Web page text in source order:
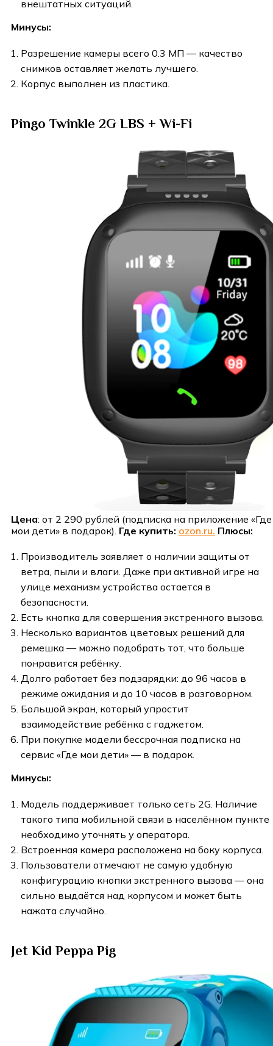
внештатных ситуаций.
Минусы:
Разрешение камеры всего 0.3 МП — качество
снимков оставляет желать лучшего.
Корпус выполнен из пластика.
Pingo Twinkle 2G LBS + Wi-Fi
Цена: от 2 290 рублей (подписка на приложение «Где
мои дети» в подарок). Где купить: ozon.ru. Плюсы:
Производитель заявляет о наличии защиты от
ветра, пыли и влаги. Даже при активной игре на
улице механизм устройства остается в
безопасности.
Есть кнопка для совершения экстренного вызова.
Несколько вариантов цветовых решений для
ремешка — можно подобрать тот, что больше
понравится ребёнку.
Долго работает без подзарядки: до 96 часов в
режиме ожидания и до 10 часов в разговорном.
Большой экран, который упростит
взаимодействие ребёнка с гаджетом.
При покупке модели бессрочная подписка на
сервис «Где мои дети» — в подарок.
Минусы:
Модель поддерживает только сеть 2G. Наличие
такого типа мобильной связи в населённом пункте
необходимо уточнять у оператора.
Встроенная камера расположена на боку корпуса.
Пользователи отмечают не самую удобную
конфигурацию кнопки экстренного вызова — она
сильно выдаётся над корпусом и может быть
нажата случайно.
Jet Kid Peppa Pig